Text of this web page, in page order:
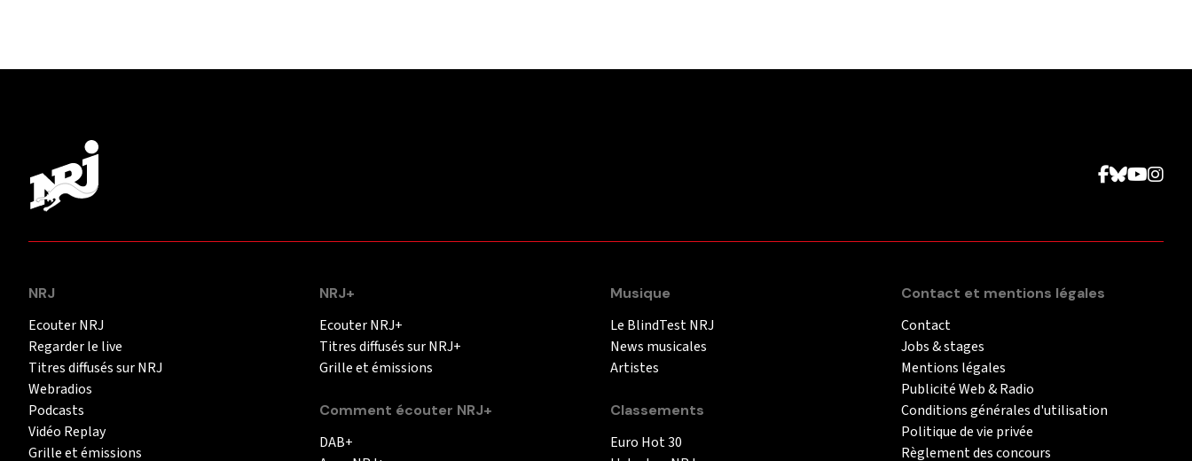
NRJ
Ecouter NRJ
Regarder le live
Titres diffusés sur NRJ
Webradios
Podcasts
Vidéo Replay
Grille et émissions
NRJ+
Ecouter NRJ+
Titres diffusés sur NRJ+
Grille et émissions
Comment écouter NRJ+
DAB+
Musique
Le BlindTest NRJ
News musicales
Artistes
Classements
Euro Hot 30
Contact et mentions légales
Contact
Jobs & stages
Mentions légales
Publicité Web & Radio
Conditions générales d'utilisation
Politique de vie privée
Règlement des concours